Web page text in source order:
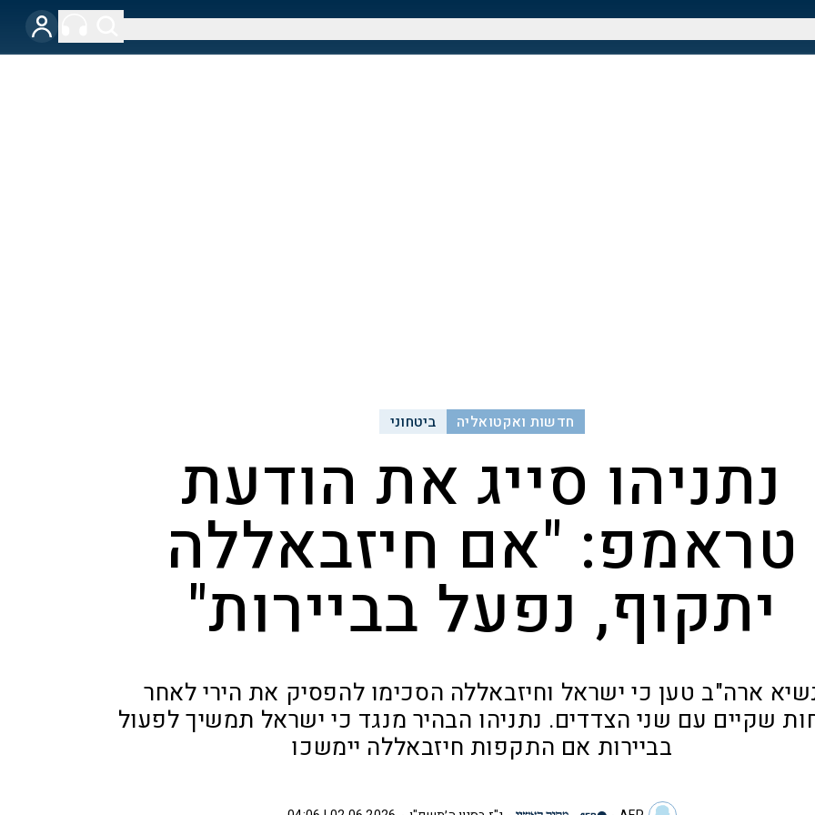
חדשות ואקטואליה ביטחוני
נתניהו סייג את הודעת
טראמפ: "אם חיזבאללה
יתקוף, נפעל בביירות"
ארה"ב טען כי ישראל וחיזבאללה הסכימו להפסיק את הירי לאחר
שקיים עם שני הצדדים. נתניהו הבהיר מנגד כי ישראל תמשיך לפעול
בביירות אם התקפות חיזבאללה יימשכו